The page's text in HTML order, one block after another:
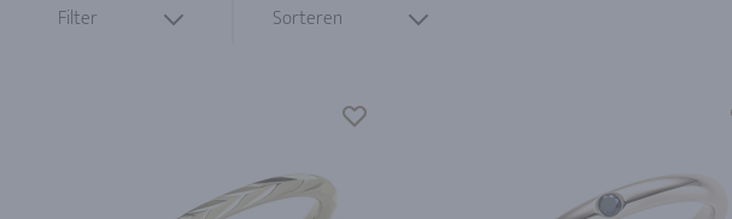
Filter Sorteren